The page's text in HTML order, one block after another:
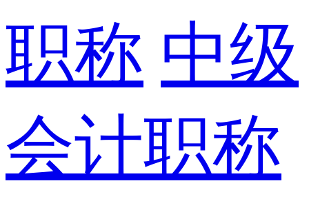
职称 中级
会计职称